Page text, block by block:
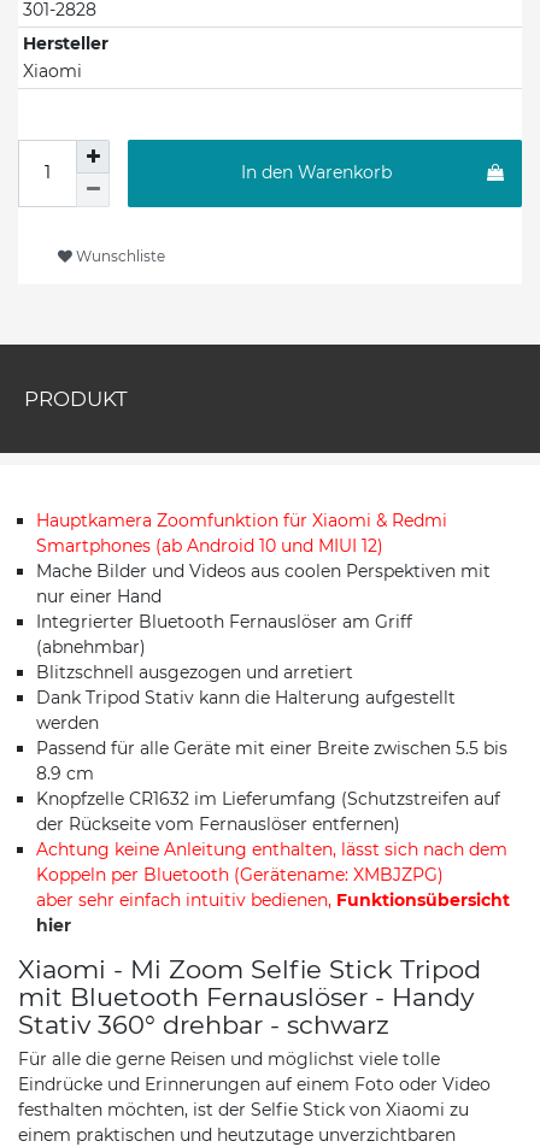
301-2828
Hersteller
Xiaomi
In den Warenkorb
Wunschliste
PRODUKT
Hauptkamera Zoomfunktion für Xiaomi & Redmi
Smartphones (ab Android 10 und MIUI 12)
Mache Bilder und Videos aus coolen Perspektiven mit
nur einer Hand
Integrierter Bluetooth Fernauslöser am Griff
(abnehmbar)
Blitzschnell ausgezogen und arretiert
Dank Tripod Stativ kann die Halterung aufgestellt
werden
Passend für alle Geräte mit einer Breite zwischen 5.5 bis
8.9 cm
Knopfzelle CR1632 im Lieferumfang (Schutzstreifen auf
der Rückseite vom Fernauslöser entfernen)
Achtung keine Anleitung enthalten, lässt sich nach dem
Koppeln per Bluetooth (Gerätename: XMBJZPG)
aber sehr einfach intuitiv bedienen, Funktionsübersicht
hier
Xiaomi - Mi Zoom Selfie Stick Tripod
mit Bluetooth Fernauslöser - Handy
Stativ 360° drehbar - schwarz
Für alle die gerne Reisen und möglichst viele tolle
Eindrücke und Erinnerungen auf einem Foto oder Video
festhalten möchten, ist der Selfie Stick von Xiaomi zu
einem praktischen und heutzutage unverzichtbaren